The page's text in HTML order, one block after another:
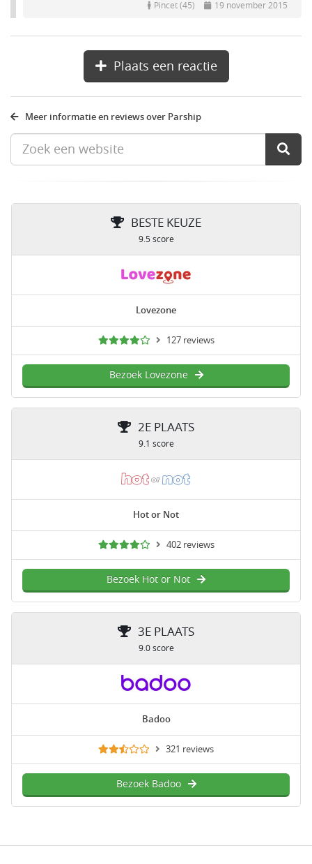
Pincet (45) 19 november 2015
Plaats een reactie
Meer informatie en reviews over Parship
BESTE KEUZE
9.5 score
Lovezone
127 reviews
Bezoek Lovezone
2E PLAATS
9.1 score
Hot or Not
402 reviews
Bezoek Hot or Not
3E PLAATS
9.0 score
Badoo
321 reviews
Bezoek Badoo